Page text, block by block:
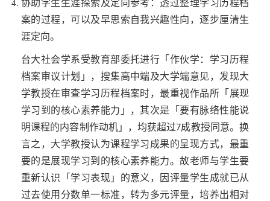
协助学生生涯探索及定向参考：透过整理学习历程档
案的过程，可以及早思索自我兴趣性向，逐步厘清生
涯定向。
台大社会学系受教育部委托进行「作伙学：学习历程
档案审议计划」，搜集高中端及大学端意见，发现大
学教授在审查学习历程档案时，最重视作品所「展现
学习到的核心素养能力」，其次是「要有脉络性能说
明课程的内容制作动机」，均获超过7成教授同意。换
言之，大学教授认为课程学习成果的呈现方式，最重
要的是展现学习到的核心素养能力。故老师与学生要
重新认识「学习表现」的意义，因评量学生成就已从
过去使用分数单一标准，转为多元评量，培养出相对